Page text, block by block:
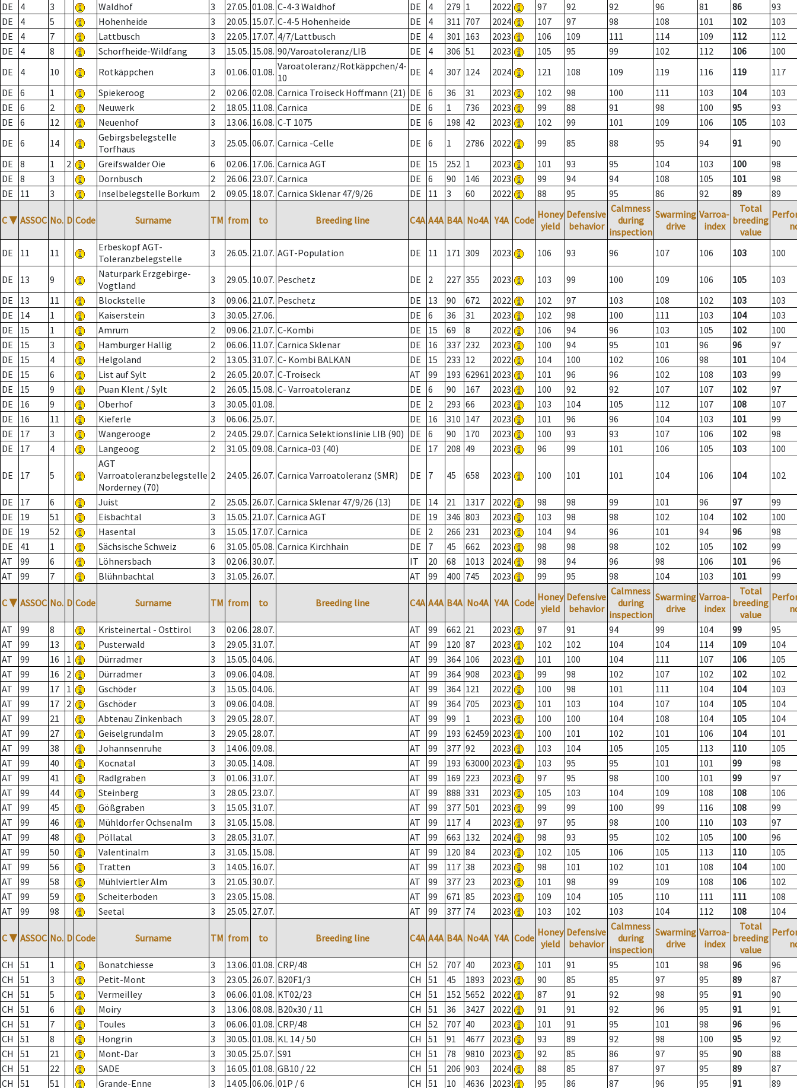
DE
4 3 Waldhof 3 27.05. 01.08. C-4-3 Waldhof DE 4 279 1 2022 97 92 92 96 81 86
93
DE
4 5 Hohenheide 3 20.05. 15.07. C-4-5 Hohenheide DE 4 311 707 2024 107 97 98 108 101 102
103
DE
4 7 Lattbusch 3 22.05. 17.07. 4/7/Lattbusch DE 4 301 163 2023 106 109 111 114 109 112
112
DE
4 8 Schorfheide-Wildfang 3 15.05. 15.08. 90/Varoatoleranz/LIB DE 4 306 51 2023 105 95 99 102 112 106
100
DE
4 10 Rotkäppchen 3 01.06. 01.08. Varoatoleranz/Rotkäppchen/4-
10
DE 4 307 124 2024 121 108 109 119 116 119
117
DE
6 1 Spiekeroog 2 02.06. 02.08. Carnica Troiseck Hoffmann (21) DE 6 36 31 2023 102 98 100 111 103 104
103
DE
6 2 Neuwerk 2 18.05. 11.08. Carnica DE 6 1 736 2023 99 88 91 98 100 95
93
DE
6 12 Neuenhof 3 13.06. 16.08. C-T 1075 DE 6 198 42 2023 102 99 101 109 106 105
103
DE
6 14
Gebirgsbelegstelle
Torfhaus
3 25.05. 06.07. Carnica -Celle DE 6 1 2786 2022 99 85 88 95 94 91
90
DE
8 1 2 Greifswalder Oie 6 02.06. 17.06. Carnica AGT DE 15 252 1 2023 101 93 95 104 103 100
98
DE
8 3 Dornbusch 2 26.06. 23.07. Carnica DE 6 90 146 2023 99 94 94 108 105 101
98
DE
11 3 Inselbelegstelle Borkum 2 09.05. 18.07. Carnica Sklenar 47/9/26 DE 11 3 60 2022 88 95 95 86 92 89 89
C ▼ ASSOC No. D Code Surname TM from to Breeding line C4A A4A B4A No4A Y4A Code Honey
yield
Defensive
behavior
Calmness
during
inspection
Swarming
drive
Varroa-
index
Total
breeding
value
DE 11 11
Erbeskopf AGT-
Toleranzbelegstelle
3 26.05. 21.07. AGT-Population DE 11 171 309 2023 106 93 96 107 106 103 100
DE 13 9
Naturpark Erzgebirge-
Vogtland
3 29.05. 10.07. Peschetz DE 2 227 355 2023 103 99 100 109 106 105
103
DE
13 11 Blockstelle 3 09.06. 21.07. Peschetz DE 13 90 672 2022 102 97 103 108 102 103
103
DE
14 1 Kaiserstein 3 30.05. 27.06. DE 6 36 31 2023 102 98 100 111 103 104
103
DE
15 1 Amrum 2 09.06. 21.07. C-Kombi DE 15 69 8 2022 106 94 96 103 105 102
100
DE
15 3 Hamburger Hallig 2 06.06. 11.07. Carnica Sklenar DE 16 337 232 2023 100 94 95 101 96 96
97
DE
15 4 Helgoland 2 13.05. 31.07. C- Kombi BALKAN DE 15 233 12 2022 104 100 102 106 98 101
104
DE
15 6 List auf Sylt 2 26.05. 20.07. C-Troiseck AT 99 193 62961 2023 101 96 96 102 108 103
99
DE
15 9 Puan Klent / Sylt 2 26.05. 15.08. C- Varroatoleranz DE 6 90 167 2023 100 92 92 107 107 102
97
DE
16 9 Oberhof 3 30.05. 01.08. DE 2 293 66 2023 103 104 105 112 107 108
107
DE
16 11 Kieferle 3 06.06. 25.07. DE 16 310 147 2023 101 96 96 104 103 101
99
DE
17 3 Wangerooge 2 24.05. 29.07. Carnica Selektionslinie LIB (90) DE 6 90 170 2023 100 93 93 107 106 102
98
DE
17 4 Langeoog 2 31.05. 09.08. Carnica-03 (40) DE 17 208 49 2023 96 99 101 106 105 103 100
DE 17 5
AGT
Varroatoleranzbelegstelle
Norderney (70)
2 24.05. 26.07. Carnica Varroatoleranz (SMR) DE 7 45 658 2023 100 101 101 104 106 104 102
DE 17 6 Juist 2 25.05. 26.07. Carnica Sklenar 47/9/26 (13) DE 14 21 1317 2022 98 98 99 101 96 97
99
DE
19 51 Eisbachtal 3 15.05. 21.07. Carnica AGT DE 19 346 803 2023 103 98 98 102 104 102
100
DE
19 52 Hasental 3 15.05. 17.07. Carnica DE 2 266 231 2023 104 94 96 101 94 96
98
DE
41 1 Sächsische Schweiz 6 31.05. 05.08. Carnica Kirchhain DE 7 45 662 2023 98 98 98 102 105 102
99
AT
99 6 Löhnersbach 3 02.06. 30.07. IT 20 68 1013 2024 98 94 96 98 106 101
96
AT
99 7 Blühnbachtal 3 31.05. 26.07. AT 99 400 745 2023 99 95 98 104 103 101 99
C ▼ ASSOC No. D Code Surname TM from to Breeding line C4A A4A B4A No4A Y4A Code Honey
yield
Defensive
behavior
Calmness
during
inspection
Swarming
drive
Varroa-
index
Total
breeding
value
AT
99 8 Kristeinertal - Osttirol 3 02.06. 28.07. AT 99 662 21 2023 97 91 94 99 104 99
95
AT
99 13 Pusterwald 3 29.05. 31.07. AT 99 120 87 2023 102 102 104 104 114 109
104
AT
99 16 1 Dürradmer 3 15.05. 04.06. AT 99 364 106 2023 101 100 104 111 107 106
105
AT
99 16 2 Dürradmer 3 09.06. 04.08. AT 99 364 908 2023 99 98 102 107 102 102
102
AT
99 17 1 Gschöder 3 15.05. 04.06. AT 99 364 121 2022 100 98 101 111 104 104
103
AT
99 17 2 Gschöder 3 09.06. 04.08. AT 99 364 705 2023 101 103 104 107 104 105
104
AT
99 21 Abtenau Zinkenbach 3 29.05. 28.07. AT 99 99 1 2023 100 100 104 108 104 105
104
AT
99 27 Geiselgrundalm 3 29.05. 28.07. AT 99 193 62459 2023 100 101 102 101 106 104
101
AT
99 38 Johannsenruhe 3 14.06. 09.08. AT 99 377 92 2023 103 104 105 105 113 110
105
AT
99 40 Kocnatal 3 30.05. 14.08. AT 99 193 63000 2023 103 95 95 101 101 99
98
AT
99 41 Radlgraben 3 01.06. 31.07. AT 99 169 223 2023 97 95 98 100 101 99
97
AT
99 44 Steinberg 3 28.05. 23.07. AT 99 888 331 2023 105 103 104 109 108 108
106
AT
99 45 Gößgraben 3 15.05. 31.07. AT 99 377 501 2023 99 99 100 99 116 108
99
AT
99 46 Mühldorfer Ochsenalm 3 31.05. 15.08. AT 99 117 4 2023 97 95 98 100 110 103
97
AT
99 48 Pöllatal 3 28.05. 31.07. AT 99 663 132 2024 98 93 95 102 105 100
96
AT
99 50 Valentinalm 3 31.05. 15.08. AT 99 120 84 2023 102 105 106 105 113 110
105
AT
99 56 Tratten 3 14.05. 16.07. AT 99 117 38 2023 98 101 102 101 108 104
100
AT
99 58 Mühlviertler Alm 3 21.05. 30.07. AT 99 377 23 2023 101 98 99 109 108 106
102
AT
99 59 Scheiterboden 3 23.05. 15.08. AT 99 671 85 2023 109 104 105 110 111 111
108
AT
99 98 Seetal 3 25.05. 27.07. AT 99 377 74 2023 103 102 103 104 112 108 104
C ▼ ASSOC No. D Code Surname TM from to Breeding line C4A A4A B4A No4A Y4A Code Honey
yield
Defensive
behavior
Calmness
during
inspection
Swarming
drive
Varroa-
index
Total
breeding
value
CH
51 1 Bonatchiesse 3 13.06. 01.08. CRP/48 CH 52 707 40 2023 101 91 95 101 98 96
96
CH
51 3 Petit-Mont 3 23.05. 26.07. B20F1/3 CH 51 45 1893 2023 90 85 85 97 95 89
87
CH
51 5 Vermeilley 3 06.06. 01.08. KT02/23 CH 51 152 5652 2022 87 91 92 98 95 91
90
CH
51 6 Moiry 3 13.06. 08.08. B20x30 / 11 CH 51 36 3427 2022 91 91 92 96 95 91
91
CH
51 7 Toules 3 06.06. 01.08. CRP/48 CH 52 707 40 2023 101 91 95 101 98 96
96
CH
51 8 Hongrin 3 30.05. 01.08. KL 14 / 50 CH 51 91 4677 2023 93 89 92 98 100 95
92
CH
51 21 Mont-Dar 3 30.05. 25.07. S91 CH 51 78 9810 2023 92 85 86 97 95 90
88
CH
51 22 SADE 3 16.05. 01.08. GB10 / 22 CH 51 206 903 2024 88 85 87 97 95 89
87
CH
51 51 Grande-Enne 3 14.05. 06.06. 01P / 6 CH 51 10 4636 2023 95 86 87 96 95 91 89